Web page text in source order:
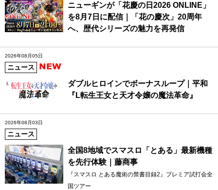
ニューギンが「花慶の日2026 ONLINE」
を8月7日に配信｜「花の慶次」20周年
へ、歴代シリーズの魅力を再発信
2026年08月05日
ニュース
ダブルヒロインでボーナスループ｜平和
『L転生王女と天才令嬢の魔法革命』
2026年08月03日
ニュース
全国8地域でスマスロ「とある」最新機種
を先行体験｜藤商事
『スマスロ とある魔術の禁書目録2』プレミア試打会全
国ツアー